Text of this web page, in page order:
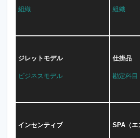
組織 組織
ジレットモデル
ビジネスモデル
仕掛品
勘定科目
インセンティブ SPA（エ